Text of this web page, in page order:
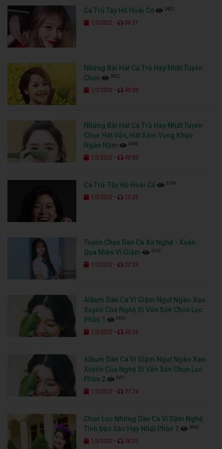
Ca Trù Tây Hồ Hoài Cổ 5625
1/3/2022 - 06:31
Những Bài Hát Ca Trù Hay Nhất Tuyển
Chọn
5852
1/3/2022 - 40:00
Những Bài Hát Ca Trù Hay Nhất Tuyển
Chọn Hát Văn, Hát Xẩm Vọng Khúc
Ngàn Năm
5608
1/3/2022 - 40:00
Ca Trù-Tây Hồ Hoài Cổ 5794
1/3/2022 - 10:20
Tuyển Chọn Dân Ca Xứ Nghệ - Xuân
Qua Miền Ví Giặm
6102
1/3/2022 - 52:39
Album Dân Ca Ví Giặm Ngọt Ngào Xao
Xuyến Của Nghệ Sĩ Văn Sản Chọn Lọc
Phần 1
5630
1/3/2022 - 38:05
Album Dân Ca Ví Giặm Ngọt Ngào Xao
Xuyến Của Nghệ Sĩ Văn Sản Chọn Lọc
Phần 2
5437
1/3/2022 - 31:34
Chọn Lọc Những Dân Ca Ví Dặm Nghệ
Tĩnh Đặc Sắc Hay Nhất Phần 1
6080
1/3/2022 - 38:05